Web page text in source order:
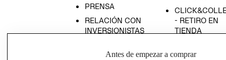
PRENSA
RELACIÓN CON
INVERSIONISTAS
EMPRESARIAL
- RETIRO EN
TIENDA
CONDICIONES
Antes de empezar a comprar